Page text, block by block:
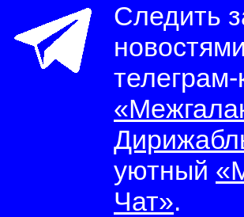
Следить
уютный
Чат».